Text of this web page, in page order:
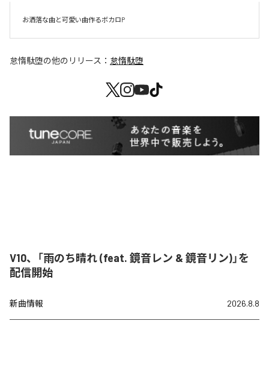
お洒落な曲と可愛い曲作るボカロP
怠惰駄堕の他のリリース： 怠惰駄堕
V10、「雨のち晴れ (feat. 鏡音レン & 鏡音リン)」を
配信開始
新曲情報 2026.8.8